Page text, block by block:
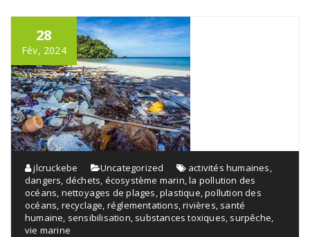
28
Fév, 2024
jlcruckebe Uncategorized activités humaines
dangers déchets écosystème marin ,la pollution des
océans nettoyages de plages ,plastique ,pollution des
océans recyclage réglementations ,rivières santé
humaine sensibilisation substances toxiques surpêche
vie marine